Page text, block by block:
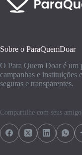
Sobre o ParaQuemDoar
O Para Quem Doar é um
campanhas e instituições
seguras e transparentes.
Compartilhe com seus